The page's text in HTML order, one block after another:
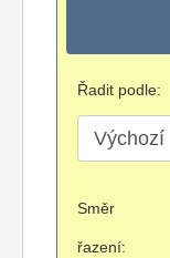
Řadit podle:
Směr
řazení: